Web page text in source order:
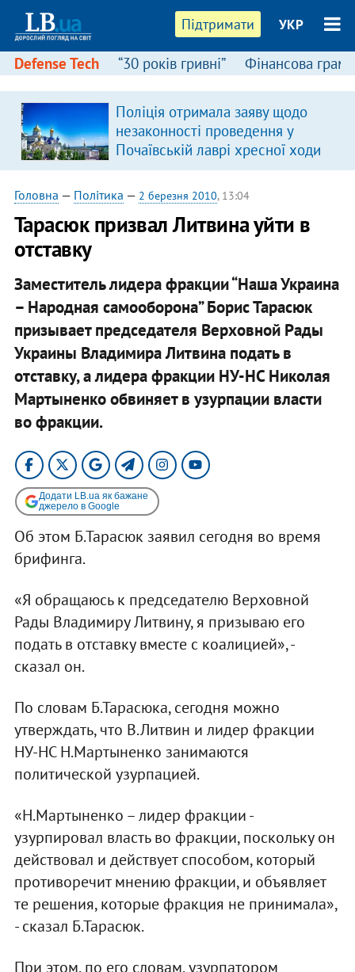
Підтримати УКР
Defense Tech “30 років гривні” Фінансова
Поліція отримала заяву щодо
незаконності проведення у
Почаївській лаврі хресної ходи
Головна — Політика — 2 березня 2010, 13:04
Тарасюк призвал Литвина уйти в
отставку
Заместитель лидера фракции “Наша Украина
– Народная самооборона” Борис Тарасюк
призывает председателя Верховной Рады
Украины Владимира Литвина подать в
отставку, а лидера фракции НУ-НС Николая
Мартыненко обвиняет в узурпации власти
во фракции.
Додати LB.ua як бажане
джерело в Google
Об этом Б.Тарасюк заявил сегодня во время
брифинга.
«Я обращаюсь к председателю Верховной
Рады Владимиру Литвину, я призываю его
подать в отставку вместе с коалицией», -
сказал он.
По словам Б.Тарасюка, сегодня можно
утверждать, что В.Литвин и лидер фракции
НУ-НС Н.Мартыненко занимаются
политической узурпацией.
«Н.Мартыненко – лидер фракции -
узурпировал власть во фракции, поскольку он
действовал и действует способом, который
противоречит мнению фракции, и объявляет
те решения, которые фракция не принимала»,
- сказал Б.Тарасюк.
При этом, по его словам, узурпатором